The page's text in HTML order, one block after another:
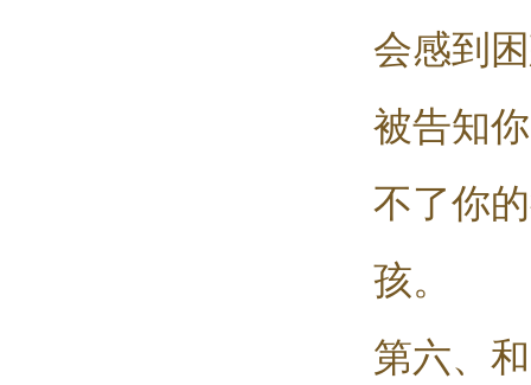
会感到
被告知
不了你
孩。
第六、